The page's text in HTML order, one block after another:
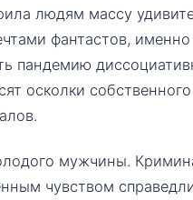
людям массу
фантастов, именно
пандемию
осколки
мужчины.
чувством